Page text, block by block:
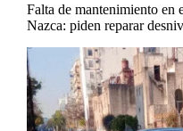
Falta de mantenimiento en
Nazca: piden reparar